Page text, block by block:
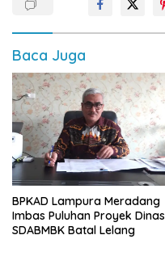
Baca Juga
BPKAD Lampura Meradang
Imbas Puluhan Proyek Dinas
SDABMBK Batal Lelang